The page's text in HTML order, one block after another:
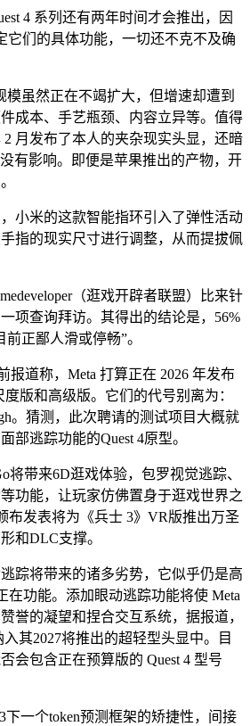
4 系列还有两年时间才会推出，因
它们的具体功能，一切还不克不及确
虽然正在不竭扩大，但增速却遭到
成本、手艺瓶颈、内容立异等。值得
月发布了本人的夹杂现实头显，还暗
有影响。即便是苹果推出的产物，开
米的这款智能指环引入了弹性活动
指的现实尺寸进行调整，从而提拔佩
（逛戏开辟者联盟）比来针
项查询拜访。其得出的结论是，56%
正鄙人滑或停畅”。
道称，Meta 打算正在 2026 年发布
度版和高级版。它们的代号别离为：
。猜测，此次聘请的测试项目大概就
部逃踪功能的Quest 4原型。
带来6D逛戏体验，包罗视觉逃踪、
功能，让玩家仿佛置身于逛戏世界之
布发表将为《兵士 3》VR版推出万圣
和DLC支撑。
将带来的诸多劣势，它似乎仍是高
在功能。添加眼动逃踪功能将使 Meta
誉的凝望和捏合交互系统，据报道，
其2027将推出的超轻型头显中。目
会包含正在预算版的 Quest 4 型号
一个token预测框架的矫捷性，间接